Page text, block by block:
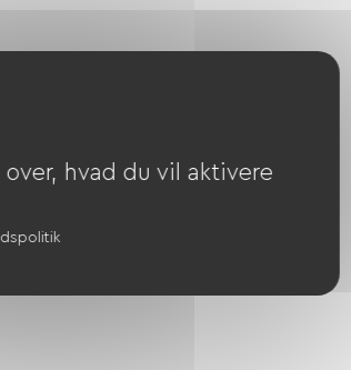
hvad du vil aktivere